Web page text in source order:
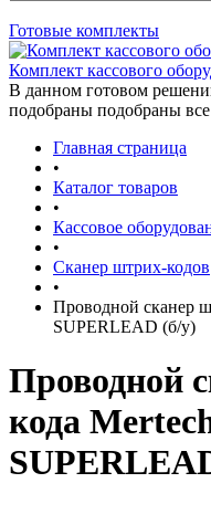
Готовые комплекты
Комплект кассового
В данном готовом
подобраны подобраны
Главная страница
•
Каталог товаров
•
Кассовое
•
Сканер штрих-кодов
•
Проводной сканер
SUPERLEAD (б/у)
Проводной
кода